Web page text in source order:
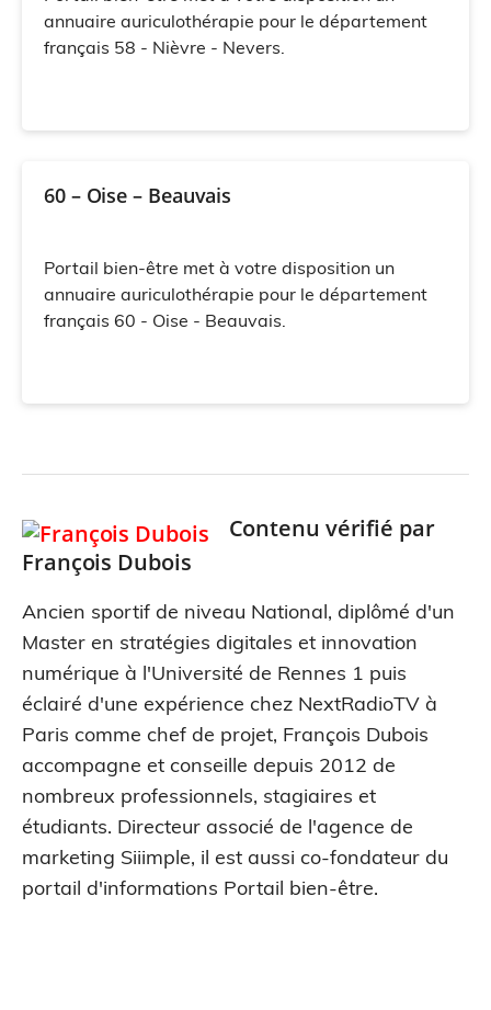
annuaire auriculothérapie pour le département
français 58 - Nièvre - Nevers.
60 – Oise – Beauvais
Portail bien-être met à votre disposition un
annuaire auriculothérapie pour le département
français 60 - Oise - Beauvais.
Contenu vérifié par
François Dubois
Ancien sportif de niveau National, diplômé d'un
Master en stratégies digitales et innovation
numérique à l'Université de Rennes 1 puis
éclairé d'une expérience chez NextRadioTV à
Paris comme chef de projet, François Dubois
accompagne et conseille depuis 2012 de
nombreux professionnels, stagiaires et
étudiants. Directeur associé de l'agence de
marketing Siiimple, il est aussi co-fondateur du
portail d'informations Portail bien-être.